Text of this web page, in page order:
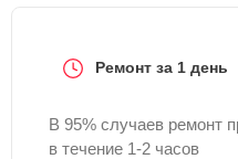
Ремонт за 1 день
В 95% случаев ремонт
в течение 1-2 часов